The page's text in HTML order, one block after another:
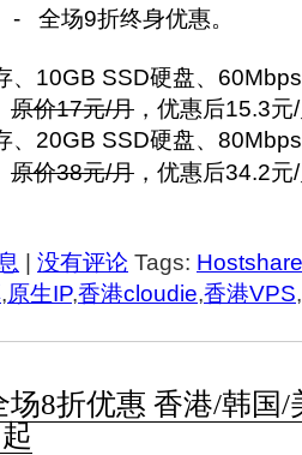
- 全场9折终身优惠。
、10GB SSD硬盘、
原价17元/月 ，优惠后15.3元
、20GB SSD硬盘、
原价38元/月 ，优惠后34.2元
没有评论 Tags: Hostshare
,原生IP,香港cloudie,香港VPS,
场8折优惠 香港/韩国